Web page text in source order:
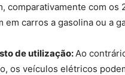
comparativamente com os
em carros a gasolina ou a
de utilização: Ao
os veículos elétricos